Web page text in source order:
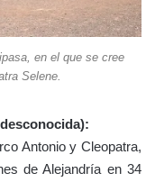
en el que se cree
Selene.
Antonio y Cleopatra,
de Alejandría en 34